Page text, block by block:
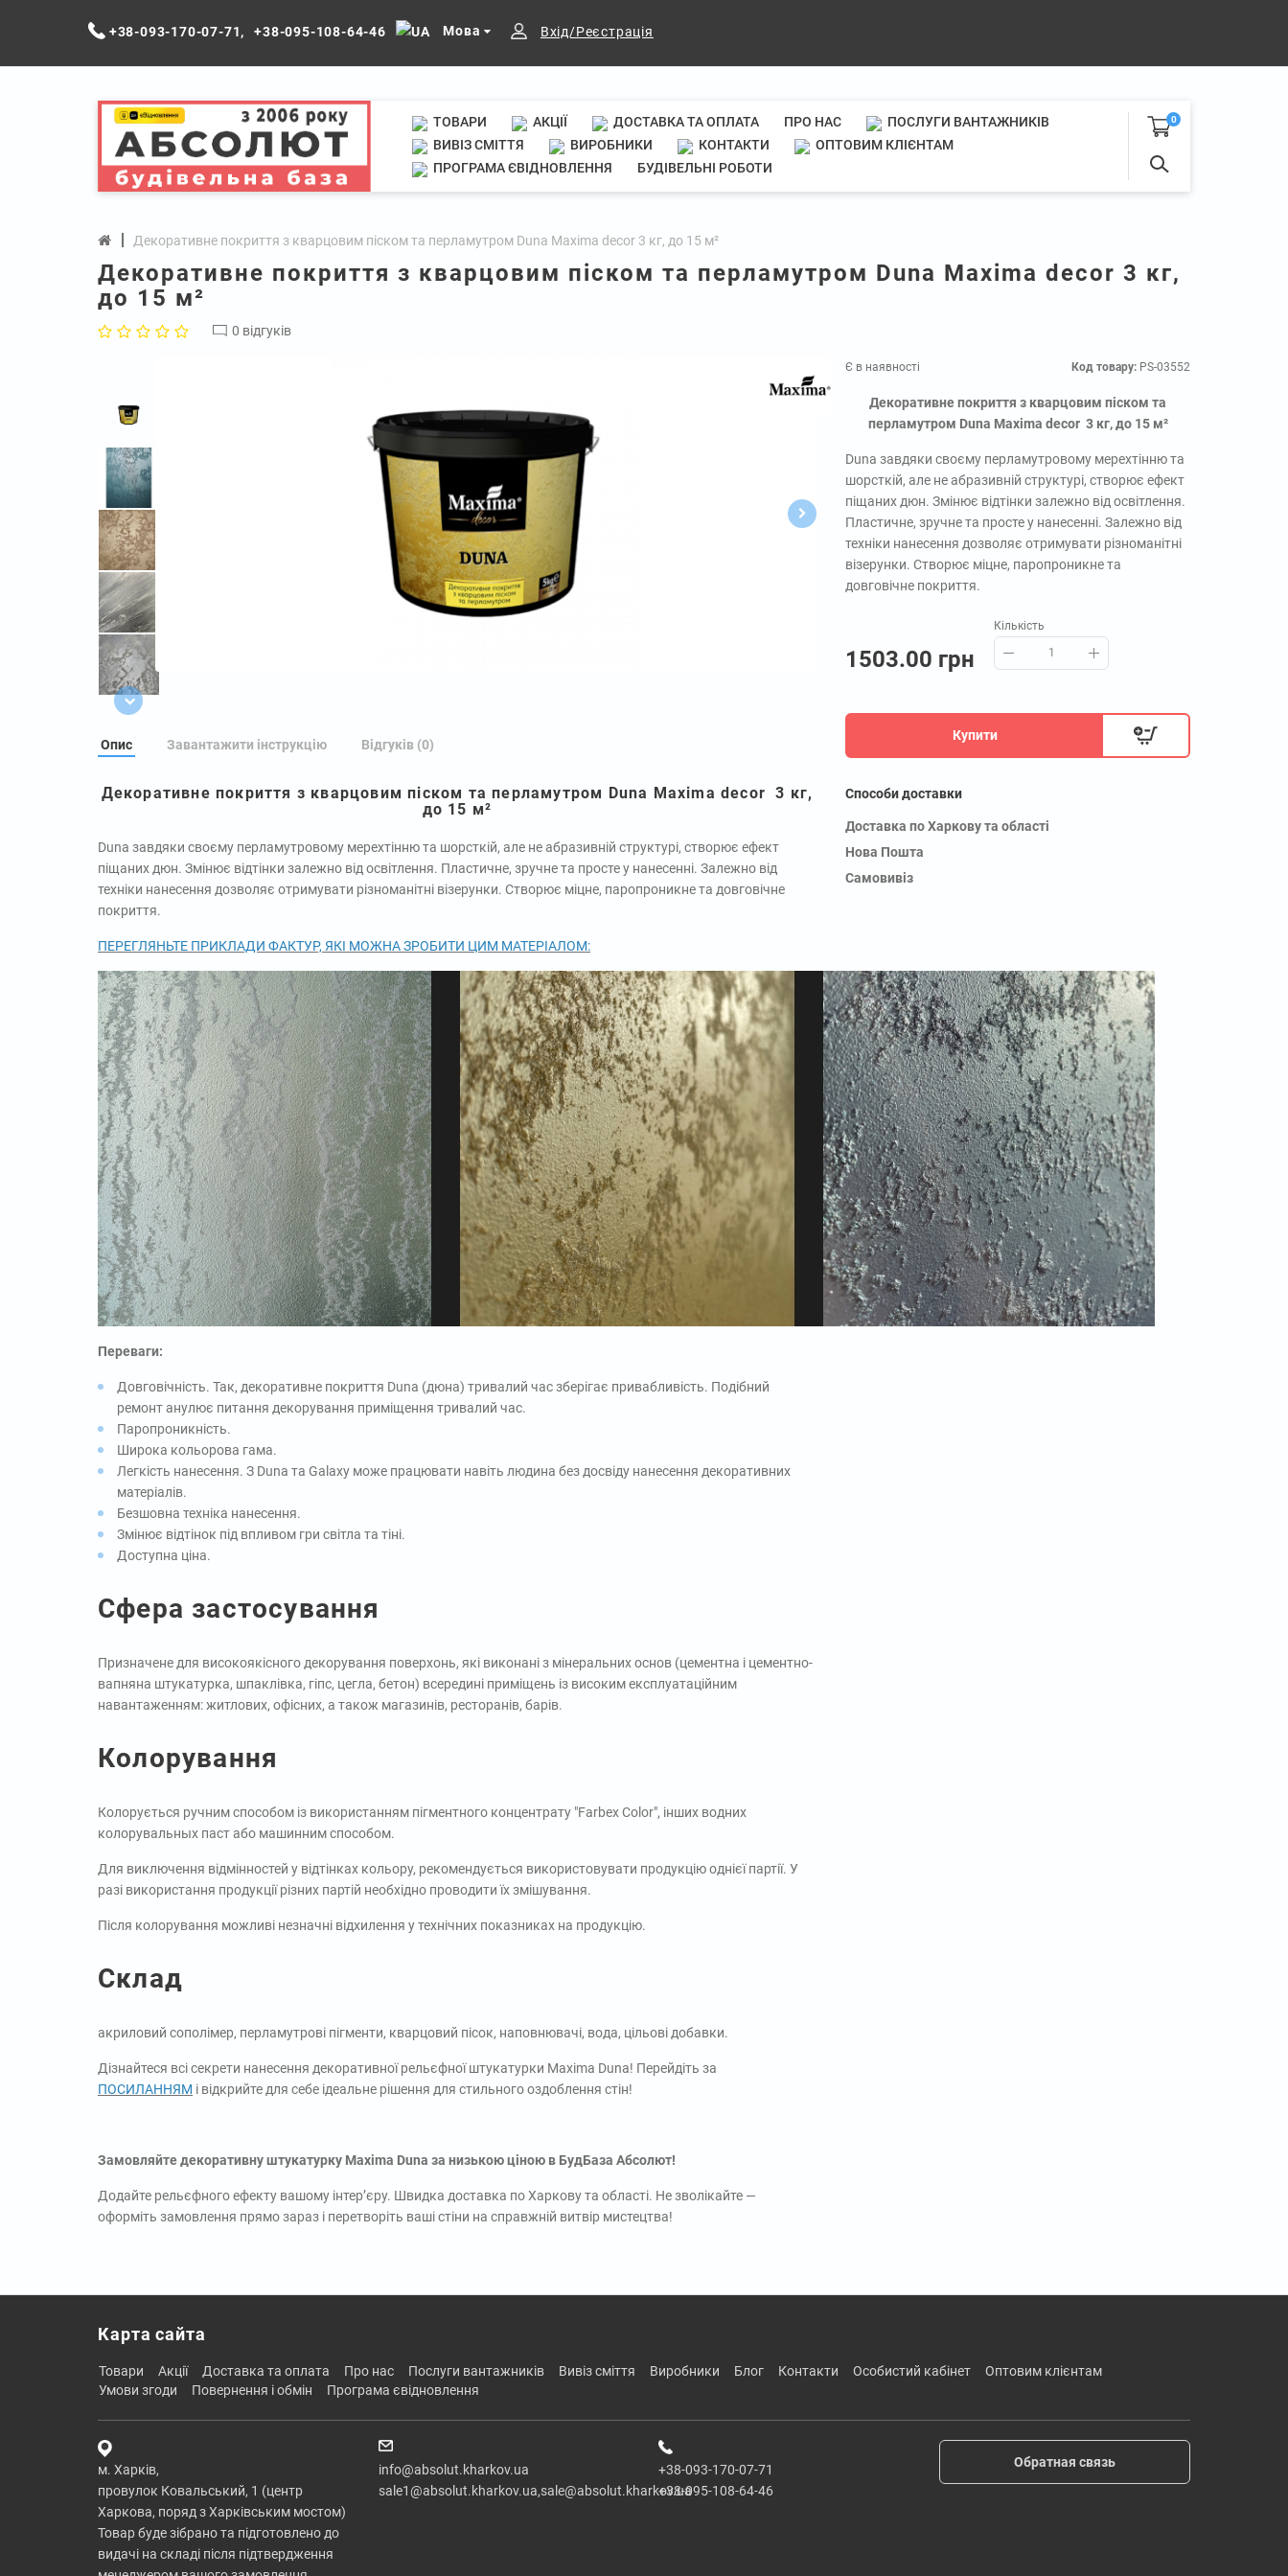
+38-093-170-07-71, +38-095-108-64-46 Мова Вхід/Реєстрація
ТОВАРИ АКЦІЇ ДОСТАВКА ТА ОПЛАТА ПРО НАС
ПОСЛУГИ ВАНТАЖНИКІВ
ВИВІЗ СМІТТЯ
ВИРОБНИКИ КОНТАКТИ
ОПТОВИМ КЛІЄНТАМ
ПРОГРАМА ЄВІДНОВЛЕННЯ
БУДІВЕЛЬНІ РОБОТИ
0
Декоративне покриття з кварцовим піском та перламутром Duna Maxima decor 3 кг, до 15 м²
Декоративне покриття з кварцовим піском та перламутром Duna Maxima decor 3 кг,
до 15 м²
0 відгуків
Опис Завантажити інструкцію Відгуків (0)
Декоративне покриття з кварцовим піском та перламутром Duna Maxima decor 3 кг,
до 15 м²
Duna завдяки своєму перламутровому мерехтінню та шорсткій, але не абразивній структурі, створює ефект
піщаних дюн. Змінює відтінки залежно від освітлення. Пластичне, зручне та просте у нанесенні. Залежно від
техніки нанесення дозволяє отримувати різноманітні візерунки. Створює міцне, паропроникне та довговічне
покриття.
ПЕРЕГЛЯНЬТЕ ПРИКЛАДИ ФАКТУР, ЯКІ МОЖНА ЗРОБИТИ ЦИМ МАТЕРІАЛОМ:
Переваги:
Довговічність. Так, декоративне покриття Duna (дюна) тривалий час зберігає привабливість. Подібний
ремонт анулює питання декорування приміщення тривалий час.
Паропроникність.
Широка кольорова гама.
Легкість нанесення. З Duna та Galaxy може працювати навіть людина без досвіду нанесення декоративних
матеріалів.
Безшовна техніка нанесення.
Змінює відтінок під впливом гри світла та тіні.
Доступна ціна.
Сфера застосування
Призначене для високоякісного декорування поверхонь, які виконані з мінеральних основ (цементна і цементно-
вапняна штукатурка, шпаклівка, гіпс, цегла, бетон) всередині приміщень із високим експлуатаційним
навантаженням: житлових, офісних, а також магазинів, ресторанів, барів.
Колорування
Колорується ручним способом із використанням пігментного концентрату "Farbex Color", інших водних
колорувальных паст або машинним способом.
Для виключення відмінностей у відтінках кольору, рекомендується використовувати продукцію однієї партії. У
разі використання продукції різних партій необхідно проводити їх змішування.
Після колорування можливі незначні відхилення у технічних показниках на продукцію.
Склад
акриловий сополімер, перламутрові пігменти, кварцовий пісок, наповнювачі, вода, цільові добавки.
Дізнайтеся всі секрети нанесення декоративної рельєфної штукатурки Maxima Duna! Перейдіть за
ПОСИЛАННЯМ і відкрийте для себе ідеальне рішення для стильного оздоблення стін!
Замовляйте декоративну штукатурку Maxima Duna за низькою ціною в БудБаза Абсолют!
Додайте рельєфного ефекту вашому інтер’єру. Швидка доставка по Харкову та області. Не зволікайте —
оформіть замовлення прямо зараз і перетворіть ваші стіни на справжній витвір мистецтва!
Є в наявності Код товару: PS-03552
Декоративне покриття з кварцовим піском та
перламутром Duna Maxima decor 3 кг, до 15 м²
Duna завдяки своєму перламутровому мерехтінню та
шорсткій, але не абразивній структурі, створює ефект
піщаних дюн. Змінює відтінки залежно від освітлення.
Пластичне, зручне та просте у нанесенні. Залежно від
техніки нанесення дозволяє отримувати різноманітні
візерунки. Створює міцне, паропроникне та
довговічне покриття.
1503.00 грн
Кількість
Купити
Способи доставки
Доставка по Харкову та області
Нова Пошта
Самовивіз
Карта сайта
товари акції доставка та оплата про нас послуги вантажників вивіз сміття виробники блог контакти особистий кабінет
оптовим клієнтам
умови згоди
повернення і обмін програма євідновлення
м. Харків,
провулок Ковальський, 1 (центр
Харкова, поряд з Харківським мостом)
Товар буде зібрано та підготовлено до
видачі на складі після підтвердження
info@absolut.kharkov.ua
sale1@absolut.kharkov.ua,sale@absolut.kharkov.ua
+38-093-170-07-71
+38-095-108-64-46
Обратная связь